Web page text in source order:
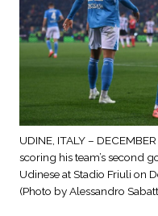
UDINE, ITALY –
scoring his team’s second
Udinese at Stadio Friuli on
(Photo by Alessandro